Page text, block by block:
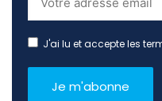
J'ai lu et accepte les